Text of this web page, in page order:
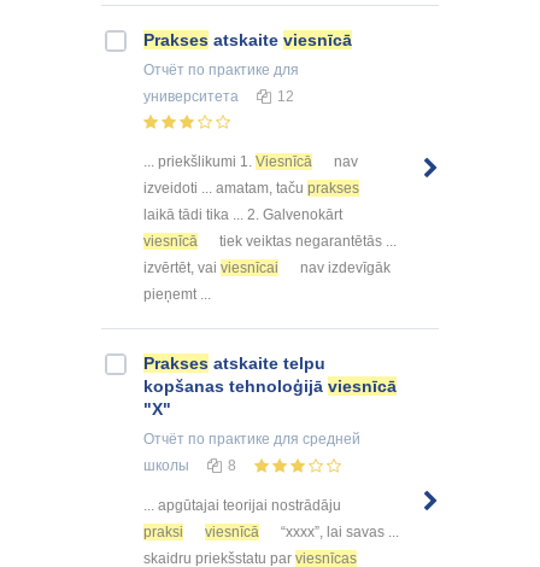
Prakses atskaite viesnīcā
Отчёт по практике для
университета
12
... priekšlikumi 1. Viesnīcā
nav
izveidoti ... amatam, taču prakses
laikā tādi tika ... 2. Galvenokārt
viesnīcā
tiek veiktas negarantētās ...
izvērtēt, vai viesnīcai
nav izdevīgāk
pieņemt ...
Prakses atskaite telpu
kopšanas tehnoloģijā viesnīcā
"X"
Отчёт по практике для средней
школы
8
... apgūtajai teorijai nostrādāju
praksi
viesnīcā
“xxxx”, lai savas ...
skaidru priekšstatu par viesnīcas